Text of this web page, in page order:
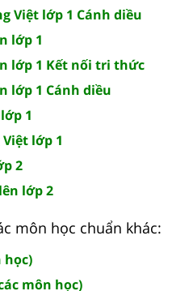
Việt lớp 1 Cánh diều
lớp 1
lớp 1 Kết nối tri thức
lớp 1 Cánh diều
1
lớp 1
2
lớp 2
môn học chuẩn khác:
học)
môn học)